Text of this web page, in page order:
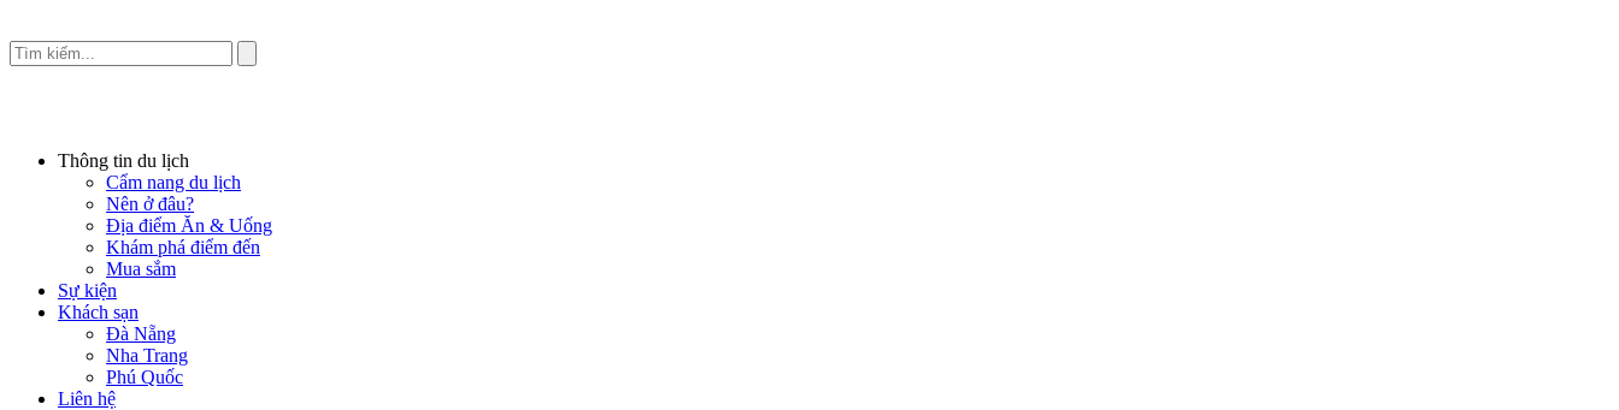
Thông tin du lịch
Cẩm nang du lịch
Nên ở đâu?
Địa điểm Ăn & Uống
Khám phá điểm đến
Mua sắm
Sự kiện
Khách sạn
Đà Nẵng
Nha Trang
Phú Quốc
Liên hệ